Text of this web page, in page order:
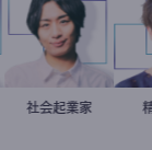
駒崎弘樹
社会起業家